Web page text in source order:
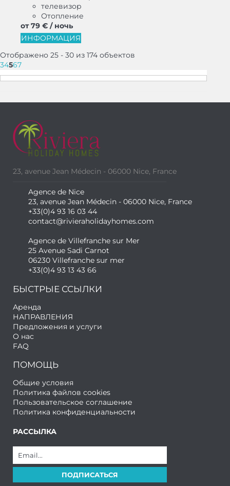
телевизор
Отопление
от 79 € / ночь
ИНФОРМАЦИЯ
Отображено 25 - 30 из 174 объектов
34567
23, avenue Jean Médecin - 06000 Nice, France
Agence de Nice
23, avenue Jean Médecin - 06000 Nice, France
+33(0)4 93 16 03 44
contact@rivieraholidayhomes.com
Agence de Villefranche sur Mer
25 Avenue Sadi Carnot
06230 Villefranche sur mer
+33(0)4 93 13 43 66
БЫСТРЫЕ ССЫЛКИ
Аренда
НАПРАВЛЕНИЯ
Предложения и услуги
О нас
FAQ
ПОМОЩЬ
Общие условия
Политика файлов cookies
Пользовательское соглашение
Политика конфиденциальности
РАССЫЛКА